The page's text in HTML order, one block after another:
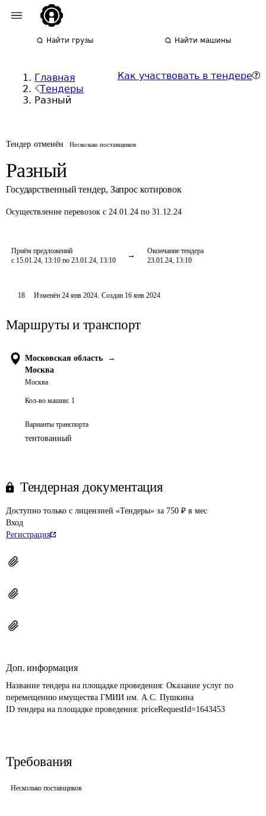
Найти грузы Найти машины
Главная
Тендеры
Разный
Как участвовать в тендере
Тендер отменён Несколько поставщиков
Разный
Государственный тендер, Запрос котировок
Осуществление перевозок с 24.01.24 по 31.12.24
Приём предложений
с 15.01.24, 13:10 по 23.01.24, 13:10
Окончание тендера
23.01.24, 13:10
18 Изменён24 янв 2024. Создан 16 янв 2024
Маршруты и транспорт
Московская область
→
Москва
Москва
Кол-во машин: 1
Варианты транспорта
тентованный
Тендерная документация
Доступно только с лицензией «Тендеры» за 750 ₽ в мес
Вход
Регистрация
Доп. информация
Название тендера на площадке проведения: Оказание услуг по
перемещению имущества ГМИИ им. А.С. Пушкина
ID тендера на площадке проведения: priceRequestId=1643453
Требования
Несколько поставщиков